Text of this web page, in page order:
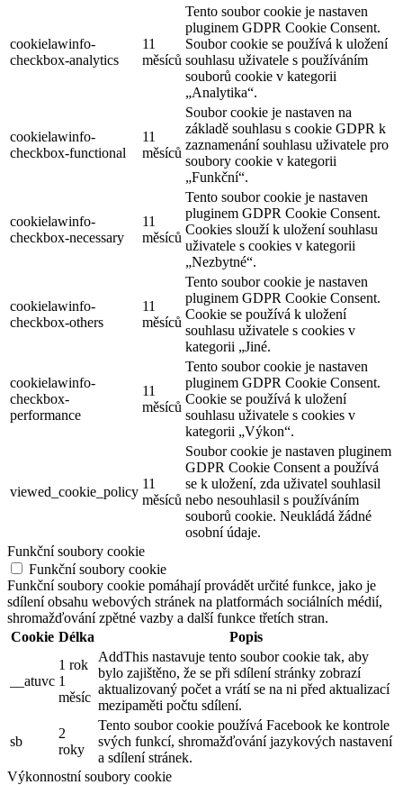
cookielawinfo-
checkbox-analytics
11
měsíců
Tento soubor cookie je nastaven
pluginem GDPR Cookie Consent.
Soubor cookie se používá k uložení
souhlasu uživatele s používáním
souborů cookie v kategorii
„Analytika“.
cookielawinfo-
checkbox-functional
11
měsíců
Soubor cookie je nastaven na
základě souhlasu s cookie GDPR k
zaznamenání souhlasu uživatele pro
soubory cookie v kategorii
„Funkční“.
cookielawinfo-
checkbox-necessary
11
měsíců
Tento soubor cookie je nastaven
pluginem GDPR Cookie Consent.
Cookies slouží k uložení souhlasu
uživatele s cookies v kategorii
„Nezbytné“.
cookielawinfo-
checkbox-others
11
měsíců
Tento soubor cookie je nastaven
pluginem GDPR Cookie Consent.
Cookie se používá k uložení
souhlasu uživatele s cookies v
kategorii „Jiné.
cookielawinfo-
checkbox-
performance
11
měsíců
Tento soubor cookie je nastaven
pluginem GDPR Cookie Consent.
Cookie se používá k uložení
souhlasu uživatele s cookies v
kategorii „Výkon“.
viewed_cookie_policy
11
měsíců
Soubor cookie je nastaven pluginem
GDPR Cookie Consent a používá
se k uložení, zda uživatel souhlasil
nebo nesouhlasil s používáním
souborů cookie. Neukládá žádné
osobní údaje.
Funkční soubory cookie
Funkční soubory cookie
Funkční soubory cookie pomáhají provádět určité funkce, jako je
sdílení obsahu webových stránek na platformách sociálních médií,
shromažďování zpětné vazby a další funkce třetích stran.
Cookie Délka Popis
__atuvc
1 rok
1
měsíc
AddThis nastavuje tento soubor cookie tak, aby
bylo zajištěno, že se při sdílení stránky zobrazí
aktualizovaný počet a vrátí se na ni před aktualizací
mezipaměti počtu sdílení.
sb
2
roky
Tento soubor cookie používá Facebook ke kontrole
svých funkcí, shromažďování jazykových nastavení
a sdílení stránek.
Výkonnostní soubory cookie